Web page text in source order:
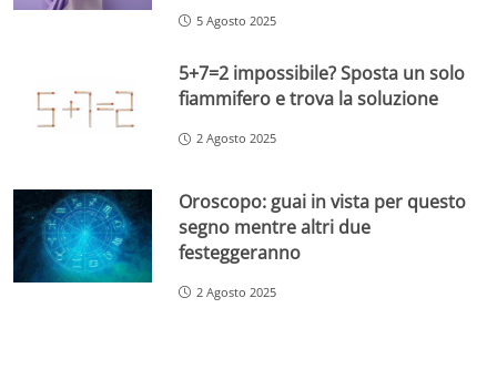
5 Agosto 2025
5+7=2 impossibile? Sposta un solo
fiammifero e trova la soluzione
2 Agosto 2025
Oroscopo: guai in vista per questo
segno mentre altri due
festeggeranno
2 Agosto 2025